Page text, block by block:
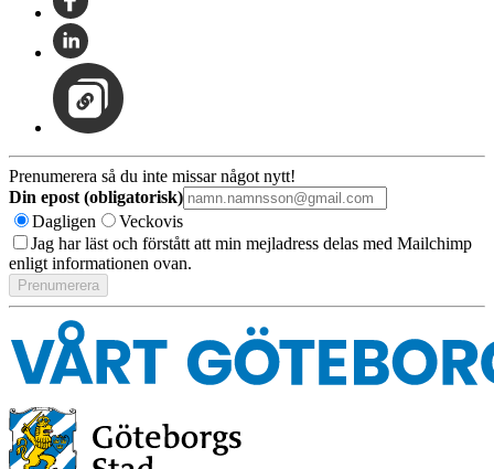
Prenumerera så du inte missar något nytt!
Din epost (obligatorisk)
Dagligen
Veckovis
Jag har läst och förstått att min mejladress delas med Mailchimp
enligt informationen ovan.